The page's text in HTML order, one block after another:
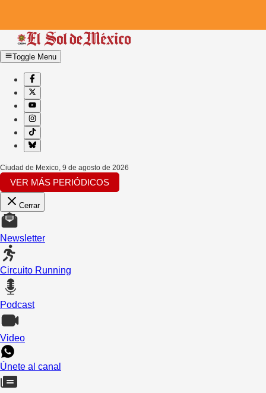
Toggle Menu
Ciudad de Mexico, 9 de agosto de 2026
VER MÁS PERIÓDICOS
Cerrar
Newsletter
Circuito Running
Podcast
Video
Únete al canal